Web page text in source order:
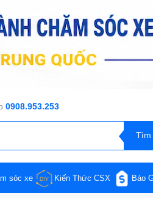
0908.953.253
sóc xe Kiến Thức CSX Báo